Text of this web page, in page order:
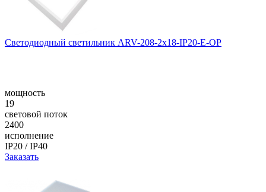
Светодиодный светильник ARV-208-2x18-IP20-E-OP
мощность
19
световой поток
2400
исполнение
IP20 / IP40
Заказать